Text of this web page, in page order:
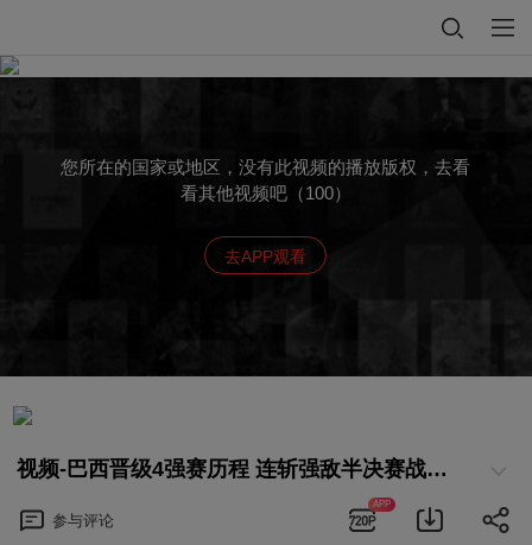
您所在的国家或地区，没有此视频的播放版权，去看
看其他视频吧（100）
去APP观看
视频-巴西晋级4强赛历程 连斩强敌半决赛战德国
参与评论
APP